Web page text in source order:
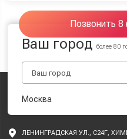
Позвонить
Ваш городболее 80
Москва
ЛЕНИНГРАДСКАЯ УЛ., С24Г,